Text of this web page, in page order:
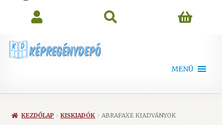
MENÜ
KEZDŐLAP KISKIADÓK ABRAFAXE KIADVÁNYOK